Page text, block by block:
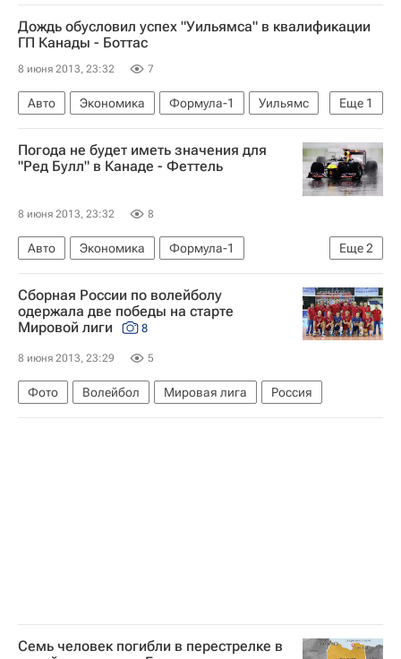
Дождь обусловил успех "Уильямса" в квалификации
ГП Канады - Боттас
8 июня 2013, 23:32 7
Еще 1
Авто Экономика Формула-1
Уильямс
Валттери Боттас
Погода не будет иметь значения для
"Ред Булл" в Канаде - Феттель
8 июня 2013, 23:32 8
Еще2
Авто Экономика
Формула-1
Ред Булл Рейсинг
Себастьян Феттель
Сборная России по волейболу
одержала две победы на старте
Мировой лиги
8
8 июня 2013, 23:29 5
Фото Волейбол Мировая лига Россия
Семь человек погибли в перестрелке в